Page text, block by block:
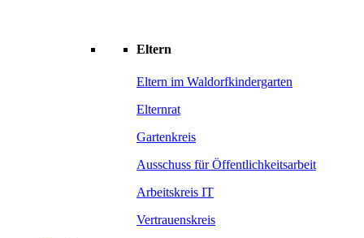
Eltern
Eltern im Waldorfkindergarten
Elternrat
Gartenkreis
Ausschuss für Öffentlichkeitsarbeit
Arbeitskreis IT
Vertrauenskreis